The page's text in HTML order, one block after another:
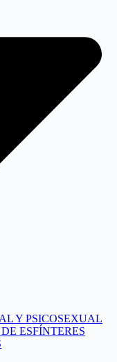
Y PSICOSEXUAL
ESFÍNTERES